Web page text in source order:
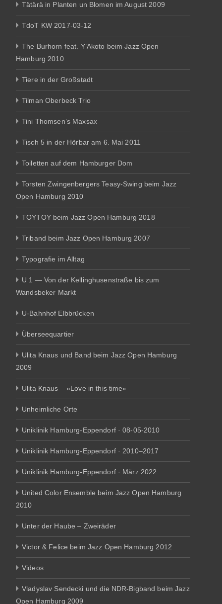
Tätärä in Planten un Blomen im August 2009
TdoT KW 2017-03-12
The Burhorn feat. Y’Akoto beim Jazz Open
Hamburg 2010
Tiere in der Großstadt
Tilman Oberbeck Trio
Tini Thomsen’s Maxsax
Tisch 5 in der Hörbar am 6. Mai 2011
Toiletten auf dem Hamburger Dom
Torsten Zwingenbergers Teasy-Swing beim Jazz
Open Hamburg 2010
TOYTOY beim Jazz Open Hamburg 2018
Triband beim Jazz Open Hamburg 2007
Typografie im Alltag
U 1 — Von der Kellinghusenstraße bis zum
Wandsbeker Markt
U-Bahnhof Elbbrücken
Überseequartier
Ulita Knaus und Band beim Jazz Open Hamburg
2009
Ulita Knaus – »Love in this time«
Unheimliche Orte
Uniklinik Hamburg-Eppendorf · 08-05-2010
Uniklinik Hamburg-Eppendorf · 2010–2017
Uniklinik Hamburg-Eppendorf · März 2022
United Color Ensemble beim Jazz Open Hamburg
2010
Unter der Haube – Zweiräder
Victor & Felice beim Jazz Open Hamburg 2012
Videos
Vladyslav Sendecki und die NDR-Bigband beim Jazz
Open Hamburg 2009